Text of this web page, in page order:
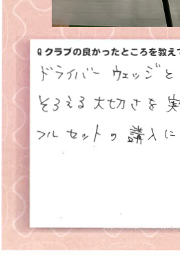
プラン・料金
店舗一覧
東京
関東（神奈川・埼玉・千葉）
受講生の声